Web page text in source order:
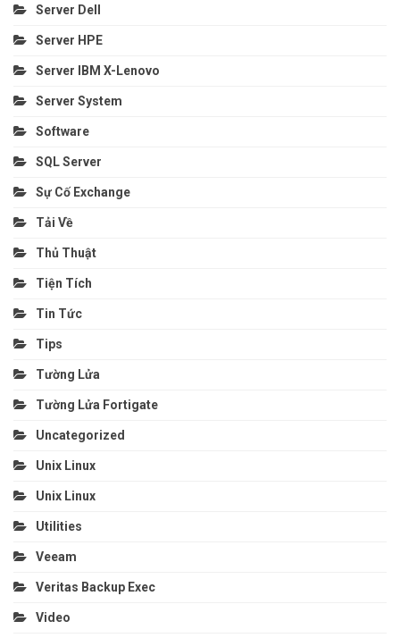
Server Dell
Server HPE
Server IBM X-Lenovo
Server System
Software
SQL Server
Sự Cố Exchange
Tải Về
Thủ Thuật
Tiện Tích
Tin Tức
Tips
Tường Lửa
Tường Lửa Fortigate
Uncategorized
Unix Linux
Unix Linux
Utilities
Veeam
Veritas Backup Exec
Video